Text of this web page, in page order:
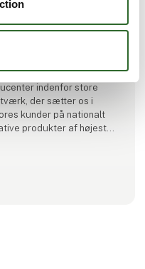
et handelsselskab, der
plastløsninger for
private industrier og
indenfor store
der sætter os i
kunder på nationalt
produkter af højeste
netværk af de